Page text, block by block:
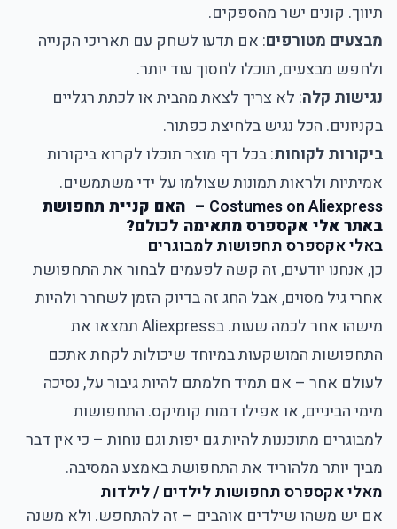
תיווך. קונים ישר מהספקים.
מבצעים מטורפים: אם תדעו לשחק עם תאריכי הקנייה
ולחפש מבצעים, תוכלו לחסוך עוד יותר.
נגישות קלה: לא צריך לצאת מהבית או לכתת רגליים
בקניונים. הכל נגיש בלחיצת כפתור.
ביקורות לקוחות: בכל דף מוצר תוכלו לקרוא ביקורות
אמיתיות ולראות תמונות שצולמו על ידי משתמשים.
Costumes on Aliexpress
– האם קניית תחפושת
באתר אלי אקספרס מתאימה לכולם?
באלי אקספרס תחפושות למבוגרים
כן, אנחנו יודעים, זה קשה לפעמים לבחור את התחפושת
אחרי גיל מסוים, אבל החג זה בדיוק הזמן לשחרר ולהיות
מישהו אחר לכמה שעות. בAliexpress תמצאו את
התחפושות המושקעות במיוחד שיכולות לקחת אתכם
לעולם אחר – אם תמיד חלמתם להיות גיבור על, נסיכה
מימי הביניים, או אפילו דמות קומיקס. התחפושות
למבוגרים מתוכננות להיות גם יפות וגם נוחות – כי אין דבר
מביך יותר מלהוריד את התחפושת באמצע המסיבה.
מאלי אקספרס תחפושות לילדים / לילדות
אם יש משהו שילדים אוהבים – זה להתחפש. ולא משנה